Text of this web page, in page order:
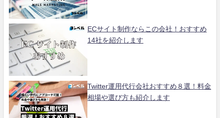
ECサイト制作ならこの会社！おすすめ
14社を紹介します
Twitter運用代行会社おすすめ８選！料金
相場や選び方も紹介します